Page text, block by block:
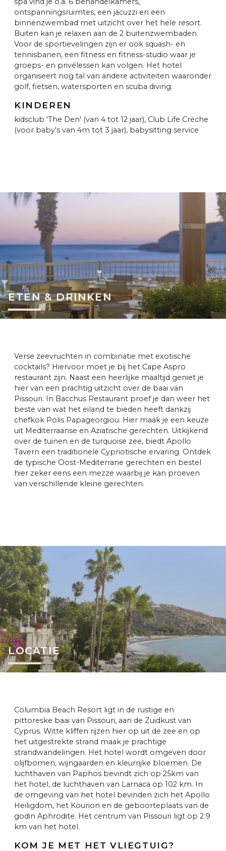
ontspanningsruimtes, een jacuzzi en een
binnenzwembad met uitzicht over het hele resort.
Buiten kan je relaxen aan de 2 buitenzwembaden.
Voor de sportievelingen zijn er ook squash- en
tennisbanen, een fitness en fitness-studio waar je
groeps- en privélessen kan volgen. Het hotel
organiseert nog tal van andere activiteiten waaronder
golf, fietsen, watersporten en scuba diving.
KINDEREN
kidsclub 'The Den' (van 4 tot 12 jaar), Club Life Crèche
(voor baby's van 4m tot 3 jaar), babysitting service
ETEN & DRINKEN
Verse zeevruchten in combinatie met exotische
cocktails? Hiervoor moet je bij het Cape Aspro
restaurant zijn. Naast een heerlijke maaltijd geniet je
hier van een prachtig uitzicht over de baai van
Pissouri. In Bacchus Restaurant proef je dan weer het
beste van wat het eiland te bieden heeft dankzij
chefkok Polis Papageorgiou. Hier maak je een keuze
uit Mediterraanse en Aziatische gerechten. Uitkijkend
over de tuinen en de turquoise zee, biedt Apollo
Tavern een traditionele Cypriotische ervaring. Ontdek
de typische Oost-Mediterrane gerechten en bestel
hier zeker eens een mezze waarbij je kan proeven
van verschillende kleine gerechten.
LOCATIE
Columbia Beach Resort ligt in de rustige en
pittoreske baai van Pissouri, aan de Zuidkust van
Cyprus. Witte kliffen rijzen hier op uit de zee en op
het uitgestrekte strand maak je prachtige
strandwandelingen. Het hotel wordt omgeven door
olijfbomen, wijngaarden en kleurrijke bloemen. De
luchthaven van Paphos bevindt zich op 25km van
het hotel, de luchthaven van Larnaca op 102 km. In
de omgeving van het hotel bevinden zich het Apollo
Heiligdom, het Kourion en de geboorteplaats van de
godin Aphrodite. Het centrum van Pissouri ligt op 2.9
km van het hotel.
KOM JE MET HET VLIEGTUIG?